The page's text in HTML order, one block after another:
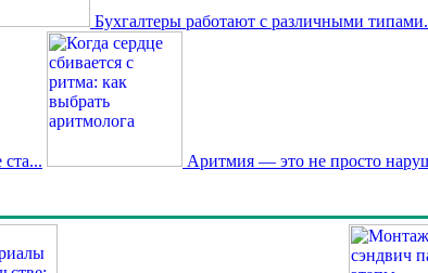
Бухгалтеры работают с различными
Аритмия — это не просто